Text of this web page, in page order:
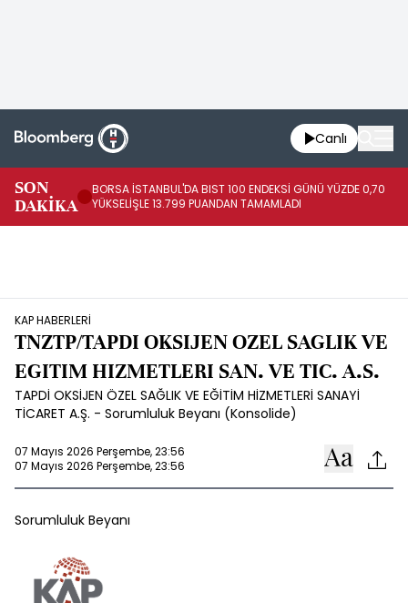
Canlı
SON
DAKİKA
BORSA İSTANBUL'DA BIST 100 ENDEKSİ GÜNÜ YÜZDE 0,70
YÜKSELİŞLE 13.799 PUANDAN TAMAMLADI
KAP HABERLERİ
TNZTP/TAPDI OKSIJEN OZEL SAGLIK VE
EGITIM HIZMETLERI SAN. VE TIC. A.S.
TAPDİ OKSİJEN ÖZEL SAĞLIK VE EĞİTİM HİZMETLERİ SANAYİ
TİCARET A.Ş. - Sorumluluk Beyanı (Konsolide)
07 Mayıs 2026 Perşembe, 23:56
07 Mayıs 2026 Perşembe, 23:56
Sorumluluk Beyanı